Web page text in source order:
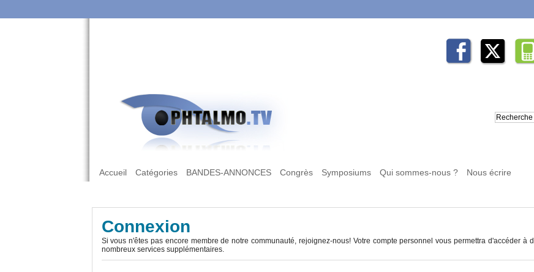
Accueil Catégories BANDES-ANNONCES Congrès Symposiums Qui sommes-nous ? Nous écrire
Connexion
Si vous n'êtes pas encore membre de notre communauté, rejoignez-nous! Votre compte personnel vous permettra d'accéder à
nombreux services supplémentaires.